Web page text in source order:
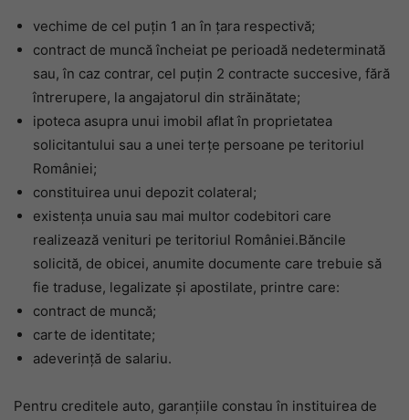
vechime de cel puțin 1 an în țara respectivă;
contract de muncă încheiat pe perioadă nedeterminată
sau, în caz contrar, cel puțin 2 contracte succesive, fără
întrerupere, la angajatorul din străinătate;
ipoteca asupra unui imobil aflat în proprietatea
solicitantului sau a unei terțe persoane pe teritoriul
României;
constituirea unui depozit colateral;
existența unuia sau mai multor codebitori care
realizează venituri pe teritoriul României.Băncile
solicită, de obicei, anumite documente care trebuie să
fie traduse, legalizate și apostilate, printre care:
contract de muncă;
carte de identitate;
adeverință de salariu.
Pentru creditele auto, garanțiile constau în instituirea de